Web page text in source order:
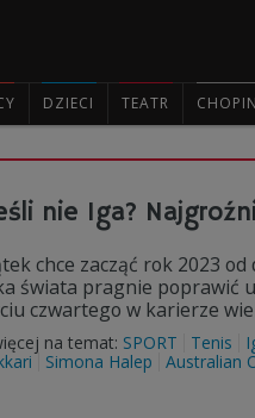
DZIECI TEATR CHOPIN
nie Iga?
chce zacząć rok 2023
świata pragnie poprawić
czwartego w karierze
na temat: SPORT Tenis
Simona Halep Australian